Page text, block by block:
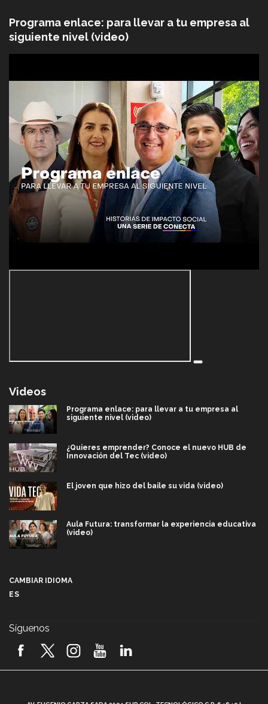
Programa enlace: para llevar a tu empresa al
siguiente nivel (video)
Videos
Programa enlace: para llevar a tu empresa al
siguiente nivel (video)
¿Quieres emprender? Conoce el nuevo HUB de
Innovación del Tec (video)
El joven que hizo del baile su vida (video)
Aula Futura: transformar la experiencia educativa
(video)
2026! (video)
CAMBIAR IDIOMA
ES
Síguenos